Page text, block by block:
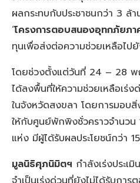
ผลกระทบกับประชาชนกว่า 3 ล้
‘โครงการตอบสนองอุทกภัยภา
ทุนเพื่อส่งต่อความช่วยเหลือไป
โดยช่วงตั้งแต่วันที่ 24 – 28
ได้ลงพื้นที่ให้ความช่วยเหลือเร่
ในจังหวัดสงขลา โดยการมอบสิ่
ให้กับศูนย์พักพิงชั่วคราวจำนว
แห่ง มีผู้ได้รับผลประโยชน์กว่า
มูลนิธิศุภนิมิตฯ กำลังเร่งประเ